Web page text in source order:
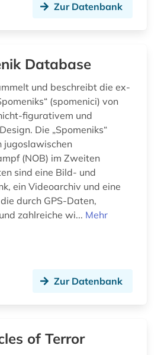
Zur Datenbank
Database
und beschreibt die ex-
(spomenici) von
figurativem und
Die „Spomeniks“
jugoslawischen
im Zweiten
ein Videoarchiv und eine
durch GPS-Daten,
zahlreiche wi... Mehr
Zur Datenbank
of Terror